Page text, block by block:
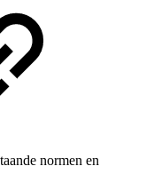
normen en